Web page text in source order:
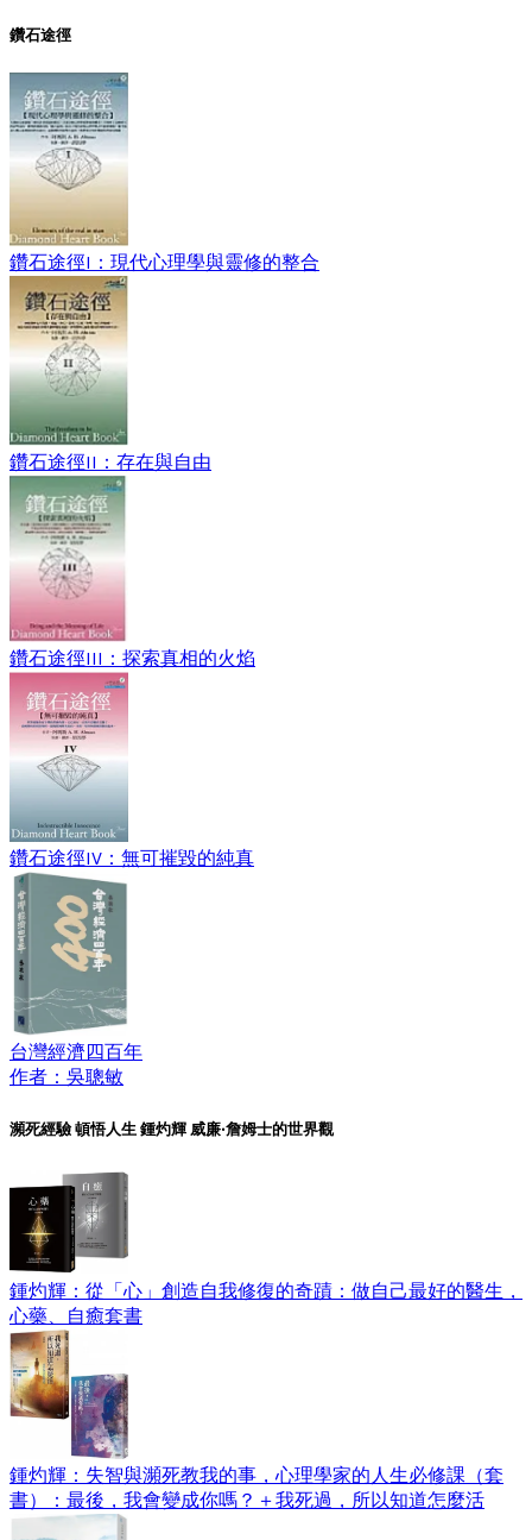
鑽石途徑
鑽石途徑I：現代心理學與靈修的整合
鑽石途徑II：存在與自由
鑽石途徑III：探索真相的火焰
鑽石途徑IV：無可摧毀的純真
台灣經濟四百年
作者：吳聰敏
瀕死經驗 頓悟人生 鍾灼輝 威廉‧詹姆士的世界觀
鍾灼輝：從「心」創造自我修復的奇蹟：做自己最好的醫生，
心藥、自癒套書
鍾灼輝：失智與瀕死教我的事，心理學家的人生必修課（套
書）：最後，我會變成你嗎？＋我死過，所以知道怎麼活